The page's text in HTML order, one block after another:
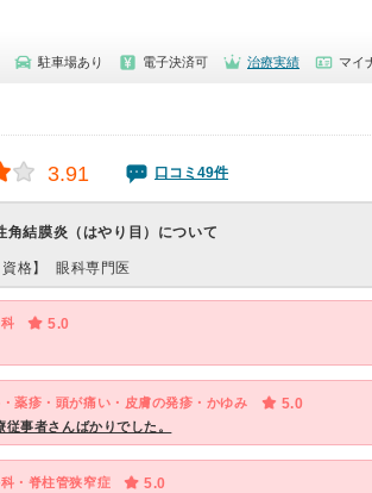
駐車場あり 電子決済可 治療実績 マイ
3.91 口コミ49件
角結膜炎（はやり目）について
格】 眼科専門医
5.0
薬疹・頭が痛い・皮膚の発疹・かゆみ 5.0
従事者さんばかりでした。
・脊柱管狭窄症 5.0